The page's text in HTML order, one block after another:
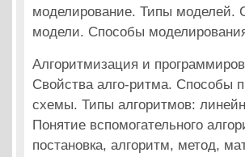
моделирование. Типы моделей.
модели. Способы
Алгоритмизация и
Свойства алго-ритма. Способы
схемы. Типы алгоритмов:
Понятие вспомогательного
постановка, алгоритм, метод,